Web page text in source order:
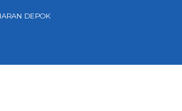
DEPOK